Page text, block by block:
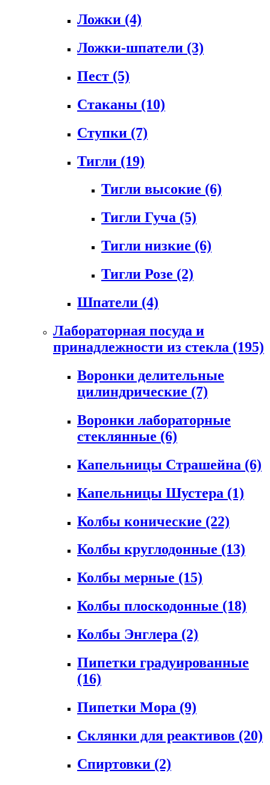
Ложки (4)
Ложки-шпатели (3)
Пест (5)
Стаканы (10)
Ступки (7)
Тигли (19)
Тигли высокие (6)
Тигли Гуча (5)
Тигли низкие (6)
Тигли Розе (2)
Шпатели (4)
Лабораторная посуда и
принадлежности из стекла (195)
Воронки делительные
цилиндрические (7)
Воронки лабораторные
стеклянные (6)
Капельницы Страшейна (6)
Капельницы Шустера (1)
Колбы конические (22)
Колбы круглодонные (13)
Колбы мерные (15)
Колбы плоскодонные (18)
Колбы Энглера (2)
Пипетки градуированные
(16)
Пипетки Мора (9)
Склянки для реактивов (20)
Спиртовки (2)